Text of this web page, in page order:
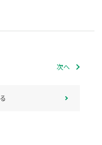
次へ